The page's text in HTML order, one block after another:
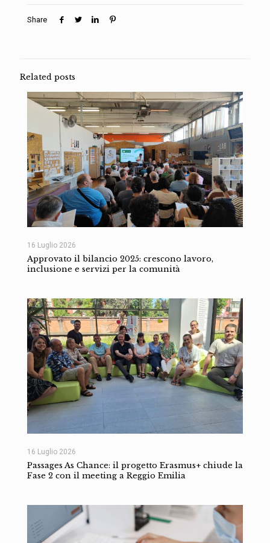
Share
Related posts
16 Luglio 2026
Approvato il bilancio 2025: crescono lavoro,
inclusione e servizi per la comunità
16 Luglio 2026
Passages As Chance: il progetto Erasmus+ chiude la
Fase 2 con il meeting a Reggio Emilia